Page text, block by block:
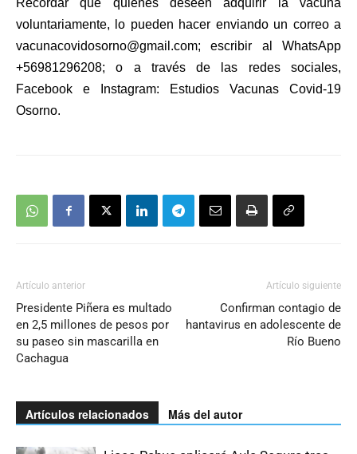
audio
Recordar que quienes deseen adquirir la vacuna
voluntariamente, lo pueden hacer enviando un correo a
vacunacovidosorno@gmail.com; escribir al WhatsApp
+56981296208; o a través de las redes sociales,
Facebook e Instagram: Estudios Vacunas Covid-19
Osorno.
Artículo anterior
Presidente Piñera es multado
en 2,5 millones de pesos por
su paseo sin mascarilla en
Cachagua
Artículo siguiente
Confirman contagio de
hantavirus en adolescente de
Río Bueno
Artículos relacionados Más del autor